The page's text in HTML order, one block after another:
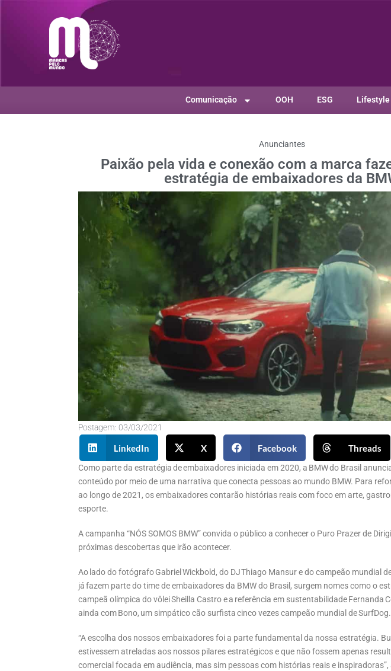
Comunicação OOH ESG Lifestyle
Anunciantes
Paixão pela vida e conexão com a marca
estratégia de embaixadores da
Postagem: 03/03/2021
LinkedIn X Facebook Threads
Como parte da estratégia de embaixadores iniciada em 2020, a BMW do Brasil
conteúdo por meio de uma narrativa que conecta pessoas ao mundo BMW. Para
ao longo de 2021, os embaixadores contarão histórias reais com foco em arte,
esporte.
A campanha “NÓS SOMOS BMW” convida o público a conhecer o Puro Prazer de
próximas descobertas que irão acontecer.
Ao lado do fotógrafo Gabriel Wickbold, do DJ Thiago Mansur e do campeão mundial
já fazem parte do time de embaixadores da BMW do Brasil, surgem nomes como o
campeã olímpica do vôlei Sheilla Castro e a referência em sustentabilidade Fernanda
ainda com Bono, um simpático cão surfista cinco vezes campeão mundial de SurfDog.
“A escolha dos nossos embaixadores foi a parte fundamental da nossa estratégia.
estivessem atreladas aos nossos pilares estratégicos e que não fossem apenas
comercial focada em audiência, mas sim pessoas com histórias reais e